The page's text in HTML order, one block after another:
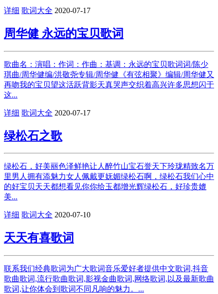
详细 歌词大全 2020-07-17
周华健 永远的宝贝歌词
歌曲名：演唱：作词：作曲：基调：永远的宝贝歌词词/陈少
琪曲/周华健编/洪敬尧专辑/周华健《有弦相聚》编辑/周华健又
再吻我的宝贝望这活跃背影天真哭声交织着高兴许多思想闪于
这...
详细 歌词大全 2020-07-17
绿松石之歌
绿松石，好美丽色泽鲜艳让人醉竹山宝石誉天下玲珑精致名万
里男人拥有添魅力女人佩戴更妩媚绿松石啊，绿松石我们心中
的好宝贝天天都想看见你你给玉都增光辉绿松石，好珍贵媲
美...
详细 歌词大全 2020-07-10
天天有喜歌词
联系我们经典歌词为广大歌词音乐爱好者提供中文歌词,抖音
歌曲歌词,流行歌曲歌词,影视金曲歌词,网络歌词,以及最新歌曲
歌词,让你体会到歌词不同凡响的魅力。...